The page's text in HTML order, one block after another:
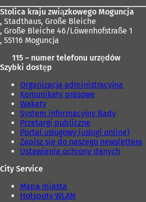
Stolica kraju związkowego Moguncja
, Stadthaus, Große Bleiche
, Große Bleiche 46/Löwenhofstraße 1
, 55116 Moguncja
115 – numer telefonu urzędów
Szybki dostęp
Organizacja administracyjna
Komunikaty prasowe
Wakaty
System informacyjny Rady
Przetargi publiczne
Portal usługowy (usługi online)
Zapisz się do naszego newslettera
Ustawienia ochrony danych
City Service
Mapa miasta
Hotspoty WLAN